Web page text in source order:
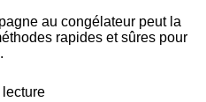
au congélateur peut la
rapides et sûres pour
lecture